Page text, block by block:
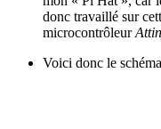
donc travaillé sur
microcontrôleur
Voici donc le